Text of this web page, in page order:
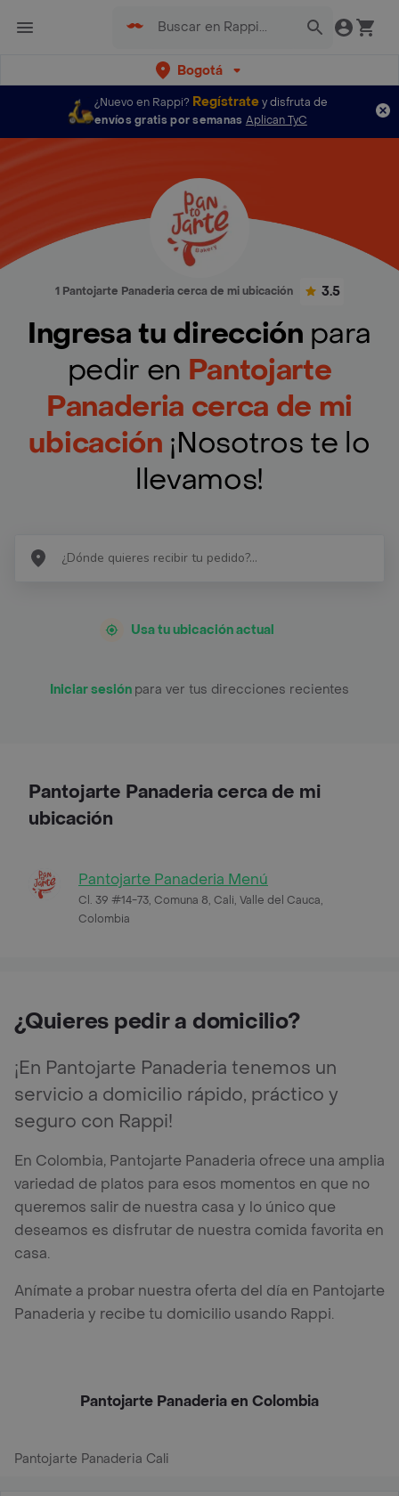
Bogotá
¿Nuevo en Rappi? Regístratey disfruta de
envíos gratis por semanas Aplican TyC
1 Pantojarte Panaderia cerca de mi ubicación 3.5
Ingresa tu dirección para
pedir en Pantojarte
Panaderia cerca de mi
ubicación ¡Nosotros te lo
llevamos!
Usa tu ubicación actual
Iniciar sesión para ver tus direcciones recientes
Pantojarte Panaderia cerca de mi
ubicación
Pantojarte Panaderia Menú
Cl. 39 #14-73, Comuna 8, Cali, Valle del Cauca,
Colombia
¿Quieres pedir a domicilio?
¡En Pantojarte Panaderia tenemos un
servicio a domicilio rápido, práctico y
seguro con Rappi!
En Colombia, Pantojarte Panaderia ofrece una amplia
variedad de platos para esos momentos en que no
queremos salir de nuestra casa y lo único que
deseamos es disfrutar de nuestra comida favorita en
casa.
Anímate a probar nuestra oferta del día en Pantojarte
Panaderia y recibe tu domicilio usando Rappi.
Pantojarte Panaderia en Colombia
Pantojarte Panaderia Cali